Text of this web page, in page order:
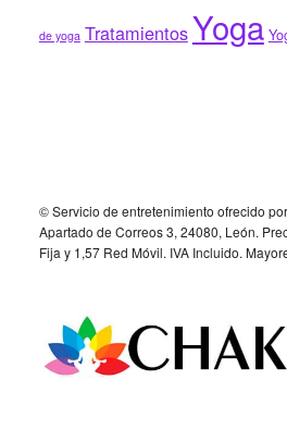
de yoga TratamientosYoga
Footer
© Servicio de entretenimiento ofrecido por
Apartado de Correos 3, 24080, León.
Fija y 1,57 Red Móvil. IVA Incluido.